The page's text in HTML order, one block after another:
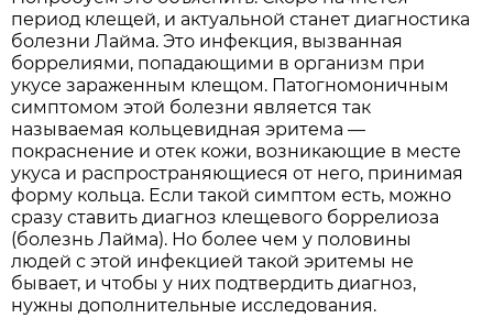
период клещей, и актуальной станет диагностика
болезни Лайма. Это инфекция, вызванная
боррелиями, попадающими в организм при
укусе зараженным клещом. Патогномоничным
симптомом этой болезни является так
называемая кольцевидная эритема —
покраснение и отек кожи, возникающие в месте
укуса и распространяющиеся от него, принимая
форму кольца. Если такой симптом есть, можно
сразу ставить диагноз клещевого боррелиоза
(болезнь Лайма). Но более чем у половины
людей с этой инфекцией такой эритемы не
бывает, и чтобы у них подтвердить диагноз,
нужны дополнительные исследования.